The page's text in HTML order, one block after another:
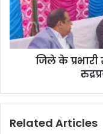
जिले के
Related Articles